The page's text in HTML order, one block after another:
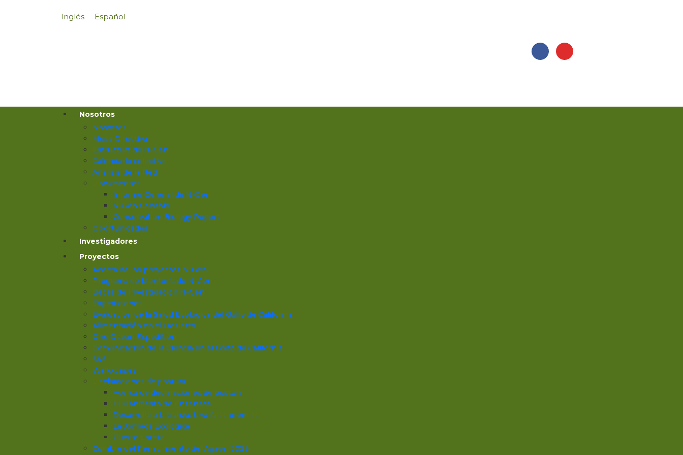
Inglés Español
Nosotros
Nosotros
Mesa Directiva
Estructura de N-Gen
Calendario colectivo
Análisis de la Red
Documentos
Informe General de N-Gen
N-Gen Conabio
Conservation Biology Report
Oportunidades
Investigadores
Proyectos
Acerca de los proyectos N-Gen
Programa de Mentoría de N-Gen
Becas de Investigación N-Gen
Expediciones
Evaluación de la Salud Ecológica del Golfo de California
Alimentación en el Desierto
One Ocean Expedition
Comunicación de la Ciencia en el Golfo de California
6&6
Walkxcapes
Declaraciones de postura
Acerca de declaraciones de postura
El Manifiesto de Ensenada
Desarrollo a Ultranza: Una falsa premisa
La Jornada Ecológica
Puerto Loreto
Cumbre del Renacimiento del Agave, 2023